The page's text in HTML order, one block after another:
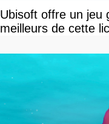
Ubisoft offre un jeu
meilleurs de cette